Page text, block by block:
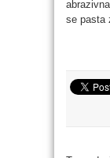
se pasta